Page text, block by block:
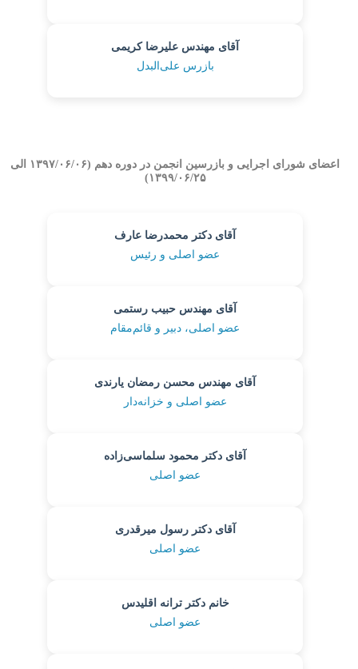
آقای مهندس علیرضا کریمی
بازرس علی‌البدل
اعضای شورای اجرایی و بازرسین انجمن در دوره دهم (۱۳۹۷/۰۶/۰۶ الی
۱۳۹۹/۰۶/۲۵)
آقای دکتر محمدرضا عارف
عضو اصلی و رئیس
آقای مهندس حبیب رستمی
عضو اصلی، دبیر و قائم‌مقام
آقای مهندس محسن رمضان یارندی
عضو اصلی و خزانه‌دار
آقای دکتر محمود سلماسی‌زاده
عضو اصلی
آقای دکتر رسول میرقدری
عضو اصلی
خانم دکتر ترانه اقلیدس
عضو اصلی